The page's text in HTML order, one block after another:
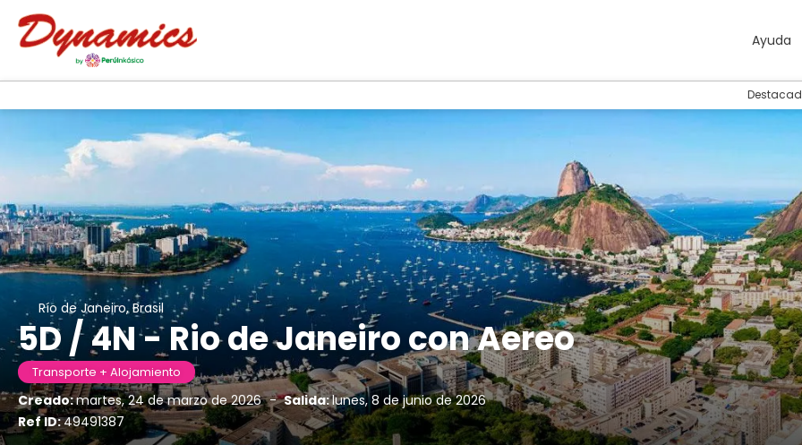
Ayuda
Río de Janeiro, Brasil
5D / 4N - Rio de Janeiro con Aereo
Transporte + Alojamiento
Creado:martes, 24 de marzo de 2026 - Salida:lunes, 8 de junio de 2026
Ref ID:49491387